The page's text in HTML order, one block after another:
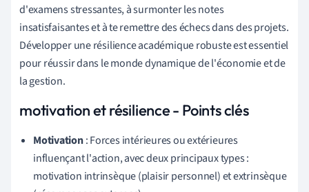
d'examens stressantes, à surmonter les notes
insatisfaisantes et à te remettre des échecs dans des projets.
Développer une résilience académique robuste est essentiel
pour réussir dans le monde dynamique de l'économie et de
la gestion.
motivation et résilience - Points clés
Motivation: Forces intérieures ou extérieures
influençant l'action, avec deux principaux types :
motivation intrinsèque (plaisir personnel) et extrinsèque